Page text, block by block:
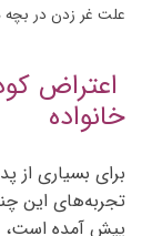
علت غر زدن در بچه
اعتراض
خانواده
برای بسیاری از
تجربه‌های این
پیش آمده است،